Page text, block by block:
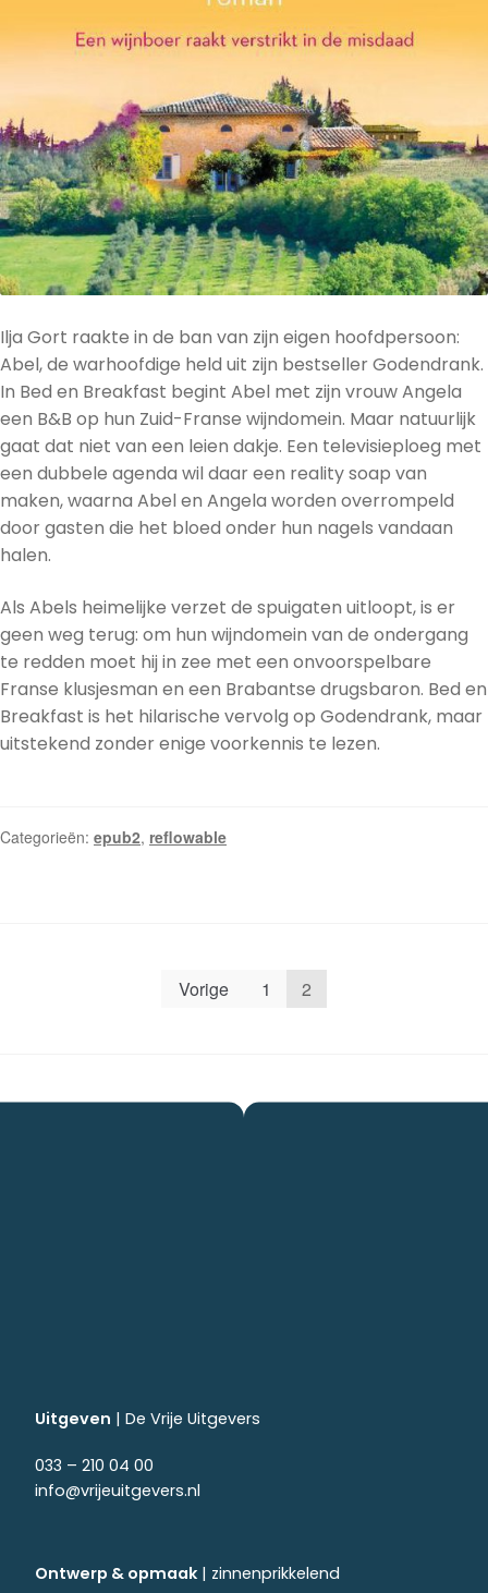
Ilja Gort raakte in de ban van zijn eigen hoofdpersoon:
Abel, de warhoofdige held uit zijn bestseller Godendrank.
In Bed en Breakfast begint Abel met zijn vrouw Angela
een B&B op hun Zuid-­Franse wijndomein. Maar natuurlijk
gaat dat niet van een leien dakje. Een televisie­ploeg met
een dubbele agenda wil daar een reality soap van
maken, waarna Abel en Angela worden over­rompeld
door gasten die het bloed onder hun nagels vandaan
halen.
Als Abels heimelijke verzet de spuigaten uitloopt, is er
geen weg terug: om hun wijndomein van de ondergang
te redden moet hij in zee met een onvoorspelbare
Franse klusjesman en een Brabantse drugsbaron. Bed en
Breakfast is het hilarische vervolg op Godendrank, maar
uitstekend zonder enige voorkennis te lezen.
Categorieën: epub2, reflowable
Vorige 1 2
Uitgeven | De Vrije Uitgevers
033 – 210 04 00
info@vrijeuitgevers.nl
Ontwerp & opmaak | zinnenprikkelend